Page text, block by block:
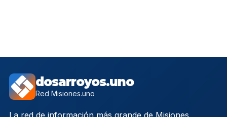
dosarroyos.uno
Red Misiones.uno
La red de información más grande de Misiones